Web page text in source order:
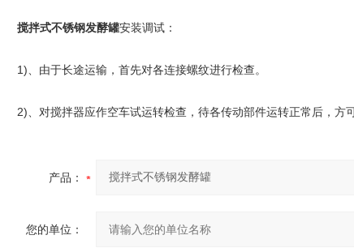
搅拌式不锈钢发酵罐安装调试：
1)、由于长途运输，首先对各连接螺纹进行检查。
2)、对搅拌器应作空车试运转检查，待各传动部件运转正常后，方可
产品：
您的单位：